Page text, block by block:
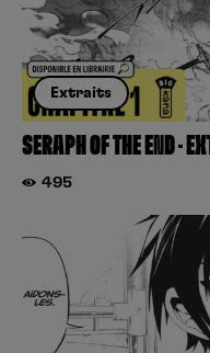
Extraits
SERAPH OF THE END –
495